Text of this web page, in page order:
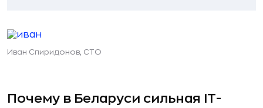
Иван Спиридонов, CTO
Почему в Беларуси сильная IT-